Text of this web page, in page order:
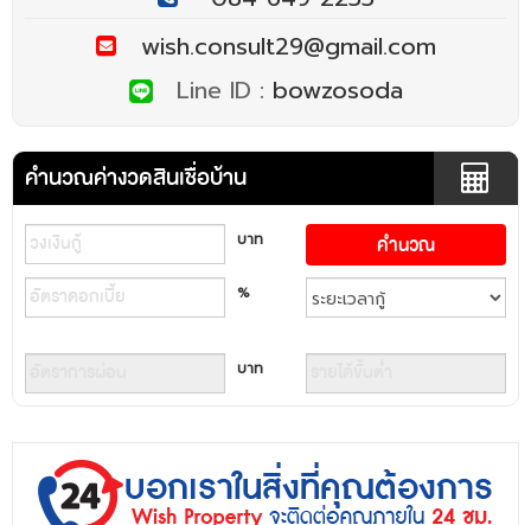
wish.consult29@gmail.com
Line ID : bowzosoda
คำนวณค่างวดสินเชื่อบ้าน
บาท
%
บาท